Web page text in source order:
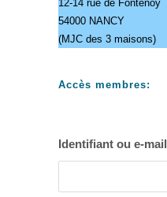
12-14 rue de Fontenoy
54000 NANCY
(MJC des 3 maisons)
Accès membres:
Identifiant ou e-mail